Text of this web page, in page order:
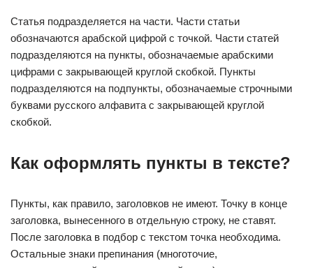
Статья подразделяется на части. Части статьи
обозначаются арабской цифрой с точкой. Части статей
подразделяются на пункты, обозначаемые арабскими
цифрами с закрывающей круглой скобкой. Пункты
подразделяются на подпункты, обозначаемые строчными
буквами русского алфавита с закрывающей круглой
скобкой.
Как оформлять пункты в тексте?
Пункты, как правило, заголовков не имеют. Точку в конце
заголовка, вынесенного в отдельную строку, не ставят.
После заголовка в подбор с текстом точка необходима.
Остальные знаки препинания (многоточие,